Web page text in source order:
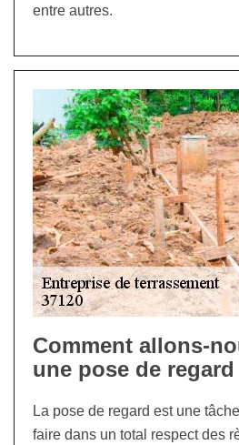
entre autres.
Comment allons-
une pose de regard
La pose de regard est une
faire dans un total respect des